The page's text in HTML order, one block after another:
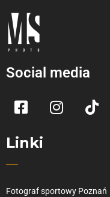
Social media
Linki
Fotograf sportowy Poznań